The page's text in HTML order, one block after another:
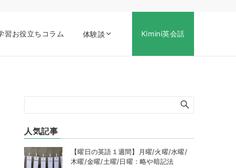
習お役立ちコラム 体験談 Kimini英会話
人気記事
【曜日の英語１週間】月曜/火曜/水曜/
木曜/金曜/土曜/日曜：略や暗記法